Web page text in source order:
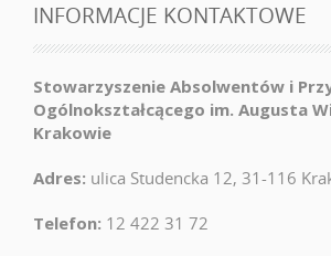
INFORMACJE KONTAKTOWE
Stowarzyszenie Absolwentów i
Ogólnokształcącego im. Augusta
Krakowie
Adres: ulica Studencka 12, 31-116
Telefon: 12 422 31 72